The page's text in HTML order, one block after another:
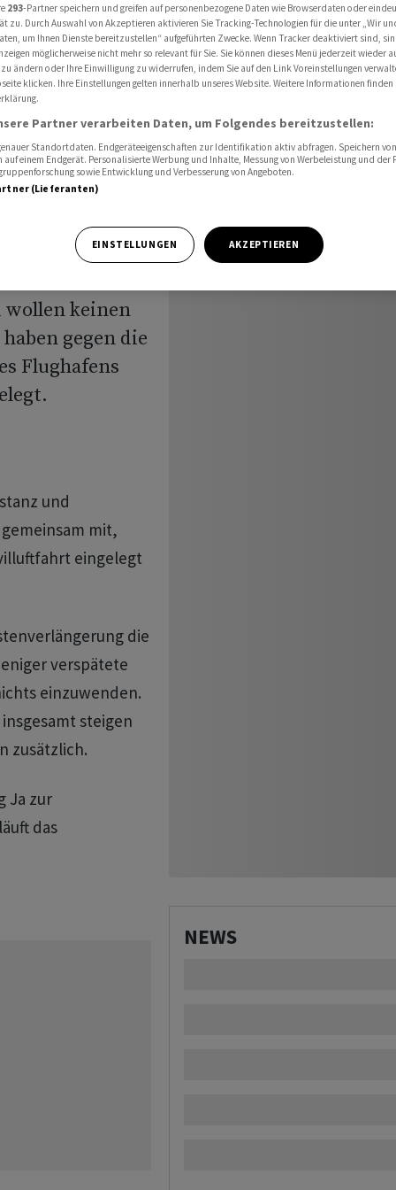
Pistenverlängerung
wollen keinen
gegen die
Flughafens
und
mit,
eingelegt
die
verspätete
einzuwenden.
steigen
zusätzlich.
Ja zur
das
NEWS
293-Partner speichern und greifen auf personenbezogene Daten wie Browserdaten oder
zu. Durch Auswahl von Akzeptieren aktivieren Sie Tracking-Technologien für die unter „Wir
um Ihnen Dienste bereitzustellen“ aufgeführten Zwecke. Wenn Tracker deaktiviert sind,
möglicherweise nicht mehr so relevant für Sie. Sie können dieses Menü jederzeit wieder
ändern oder Ihre Einwilligung zu widerrufen, indem Sie auf den Link Voreinstellungen
klicken. Ihre Einstellungen gelten innerhalb unseres Website. Weitere Informationen finden
Partner verarbeiten Daten, um Folgendes bereitzustellen:
Standortdaten. Endgeräteeigenschaften zur Identifikation aktiv abfragen. Speichern
einem Endgerät. Personalisierte Werbung und Inhalte, Messung von Werbeleistung und der
sowie Entwicklung und Verbesserung von Angeboten.
(Lieferanten)
EINSTELLUNGEN AKZEPTIEREN